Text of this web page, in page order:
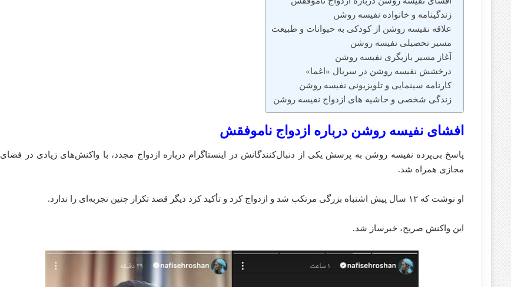
زندگینامه و خانواده نفیسه روشن
علاقه نفیسه روشن از کودکی به حیوانات و طبیعت
مسیر تحصیلی نفیسه روشن
آغاز مسیر بازیگری نفیسه روشن
درخشش نفیسه روشن در سریال «اغما»
کارنامه سینمایی و تلویزیونی نفیسه روشن
زندگی شخصی و حاشیه‌ های ازدواج نفیسه روشن
افشای نفیسه روشن درباره ازدواج ناموفقش
پاسخ بی‌پرده نفیسه روشن به پرسش یکی از دنبال‌کنندگانش در اینستاگرام درباره ازدواج مجدد، با واکنش‌های زیادی در فضای
مجازی همراه شد.
او نوشت که ۱۲ سال پیش اشتباه بزرگی مرتکب شد و ازدواج کرد و تأکید کرد دیگر قصد تکرار چنین تجربه‌ای را ندارد.
این واکنش صریح، خبرساز شد.